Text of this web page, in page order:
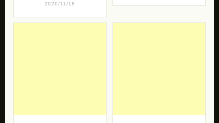
2020/11/18